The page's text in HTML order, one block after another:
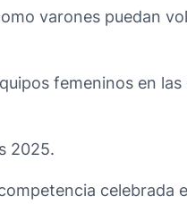
varones puedan
femeninos en las
2025.
celebrada